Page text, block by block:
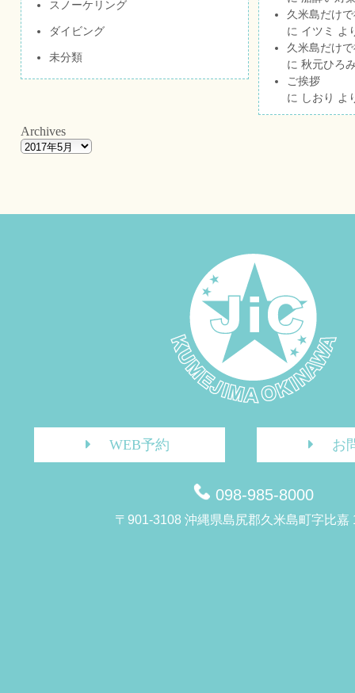
スノーケリング
ダイビング
未分類
久米島だけ
に イツミ よ
久米島だけ
に 秋元ひろ
ご挨拶
に しおり よ
Archives
WEB予約 お
098-985-8000
〒901-3108 沖縄県島尻郡久米島町字比嘉